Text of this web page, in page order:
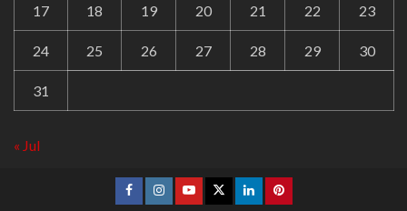
17 18 19 20 21 22 23
24 25 26 27 28 29 30
31
« Jul